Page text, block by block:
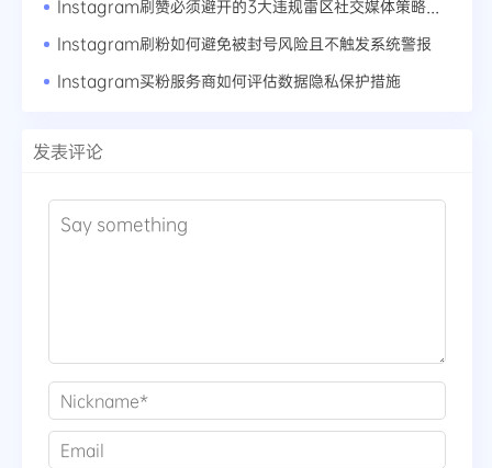
Instagram刷粉如何避免被封号风险且不触发系统警报
Instagram买粉服务商如何评估数据隐私保护措施
发表评论